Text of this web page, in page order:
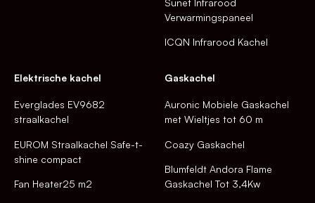
Verwarmingspaneel
ICQN Infrarood Kachel
Elektrische kachel
Everglades EV9682
straalkachel
EUROM Straalkachel Safe-t-
shine compact
Fan Heater25 m2
Gaskachel
Auronic Mobiele Gaskachel
met Wieltjes tot 60 m
Coazy Gaskachel
Blumfeldt Andora Flame
Gaskachel Tot 3,4Kw